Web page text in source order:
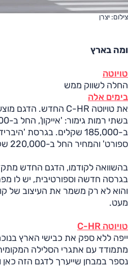
צילום: יצרן
ומה בארץ
טויוטה
החלה לשווק ממש
בימים אלה
ספורט' והמחיר החל ב-220,000 שקלים.
בהשוואה לקודמו, הדגם החדש
בגרסה חדשה וספורטיבית, יש לו
והוא לא רק משמר את העיצוב של
מעט.
טויוטה C-HR
ייפה ללא ספק את כבישי הארץ
מתמודד עם אתגרי הסלילה
נספר במבחן שייערך לדגם הזה כאן